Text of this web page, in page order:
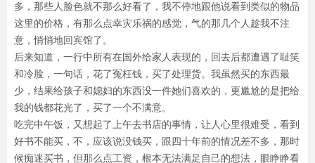
多，那些人脸色就不那么好看了，我不停地跟他说看到类似的物品
这里的价格，有那么点幸灾乐祸的感觉，气的那几个人趁我不注
意，悄悄地回宾馆了。
后来知道，一行中所有在国外给家人表现的，回去后都遭遇了耻笑
和冷脸，一句话，花了冤枉钱，买了处理货。我虽然买的东西最
少，结果给孩子和媳妇的东西没一件她们喜欢的，更尴尬的是把给
我的钱都花光了，买了一个不满意。
吃完中午饭，又想起了上午去书店的事情，让人心里很难受，看到
好书不能买，不，应该说没钱买，跟四十年前的情况差不多，那时
候痴迷买书，但那么点工资，根本无法满足自己的想法，眼睁睁看